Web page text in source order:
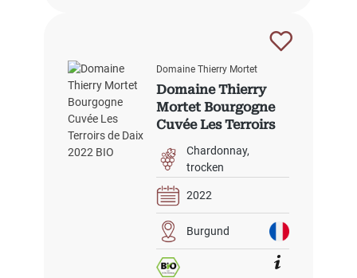
Domaine Thierry Mortet
Domaine Thierry
Mortet Bourgogne
Cuvée Les Terroirs
de Daix 2022 BIO
Chardonnay
trocken
2022
Burgund